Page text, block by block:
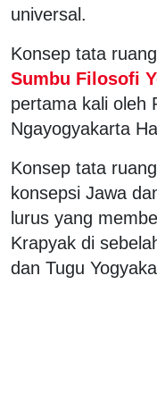
universal.
Konsep tata
Sumbu Filosofi
pertama kali oleh
Ngayogyakarta
Konsep tata
konsepsi Jawa
lurus yang
Krapyak di
dan Tugu